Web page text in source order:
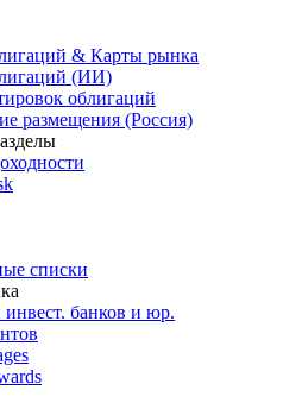
& Карты рынка
(ИИ)
облигаций
размещения (Россия)
списки
банков и юр.